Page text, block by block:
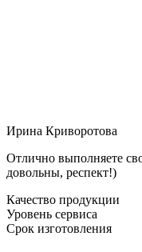
Ирина Криворотова
Отлично выполняете
довольны, респект!)
Качество продукции
Уровень сервиса
Срок изготовления